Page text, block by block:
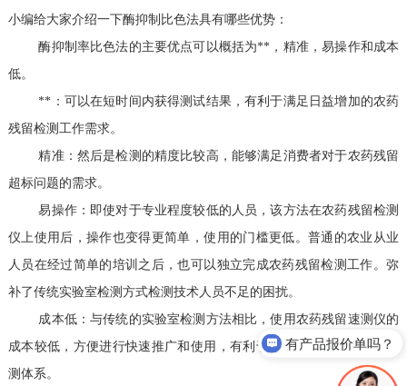
小编给大家介绍一下酶抑制比色法具有哪些优势：
酶抑制率比色法的主要优点可以概括为**，精准，易操作和成本
低。
**：可以在短时间内获得测试结果，有利于满足日益增加的农药
残留检测工作需求。
精准：然后是检测的精度比较高，能够满足消费者对于农药残留
超标问题的需求。
易操作：即使对于专业程度较低的人员，该方法在农药残留检测
仪上使用后，操作也变得更简单，使用的门槛更低。普通的农业从业
人员在经过简单的培训之后，也可以独立完成农药残留检测工作。弥
补了传统实验室检测方式检测技术人员不足的困扰。
成本低：与传统的实验室检测方法相比，使用农药残留速测仪的
成本较低，方便进行快速推广和使用，有利于完善我国的农药残留检
测体系。
有产品报价单吗？